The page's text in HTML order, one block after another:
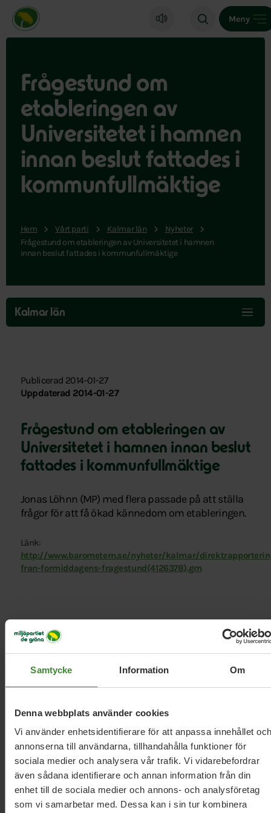
Samtycke Information Om
Denna webbplats använder cookies
Vi använder enhetsidentifierare för att anpassa innehållet och
annonserna till användarna, tillhandahålla funktioner för
sociala medier och analysera vår trafik. Vi vidarebefordrar
även sådana identifierare och annan information från din
enhet till de sociala medier och annons- och analysföretag
som vi samarbetar med. Dessa kan i sin tur kombinera
Miljöpartiet de gröna, startsida
Meny
Frågestund om
etableringen av
Universitetet i hamnen
innan beslut fattades i
kommunfullmäktige
Hem Vårt parti Kalmar län
Nyheter
Frågestund om etableringen av Universitetet i hamnen
innan beslut fattades i kommunfullmäktige
Hoppa
över
menyn
Kalmar län
Publicerad 2014-01-27
Uppdaterad 2014-01-27
Frågestund om etableringen av
Universitetet i hamnen innan beslut
fattades i kommunfullmäktige
Jonas Löhnn (MP) med flera passade på att ställa
frågor för att få ökad kännedom om etableringen.
Länk:
http://www.barometern.se/nyheter/kalmar/
fran-formiddagens-fragestund(4126378).gm
Relaterade nyheter
Kalmar län, 27 april 2026
Miljöpartiet motsätter sig förändring för
buss 121 Kalmar-Torsås-Bergkvara
Kalmar län, 10 april 2026